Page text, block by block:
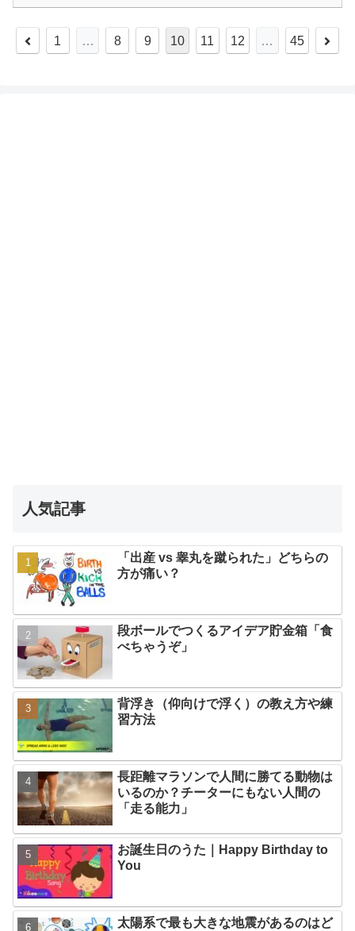
1 … 8 9 10 11 12 … 45
人気記事
「出産 vs 睾丸を蹴られた」どちらの
方が痛い？
段ボールでつくるアイデア貯金箱「食
べちゃうぞ」
背浮き（仰向けで浮く）の教え方や練
習方法
長距離マラソンで人間に勝てる動物は
いるのか？チーターにもない人間の
「走る能力」
お誕生日のうた｜Happy Birthday to
You
太陽系で最も大きな地震があるのはど